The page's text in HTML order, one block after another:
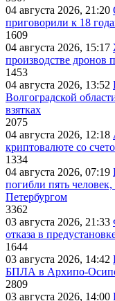
04 августа 2026, 21:20
приговорили к 18
1609
04 августа 2026, 15:17
производстве дронов
1453
04 августа 2026, 13:52
Волгоградской
взятках
2075
04 августа 2026, 12:18
криптовалюте со
1334
04 августа 2026, 07:19
погибли пять
Петербургом
3362
03 августа 2026, 21:33
отказа в
1644
03 августа 2026, 14:42
БПЛА в Архипо-
2809
03 августа 2026, 14:00